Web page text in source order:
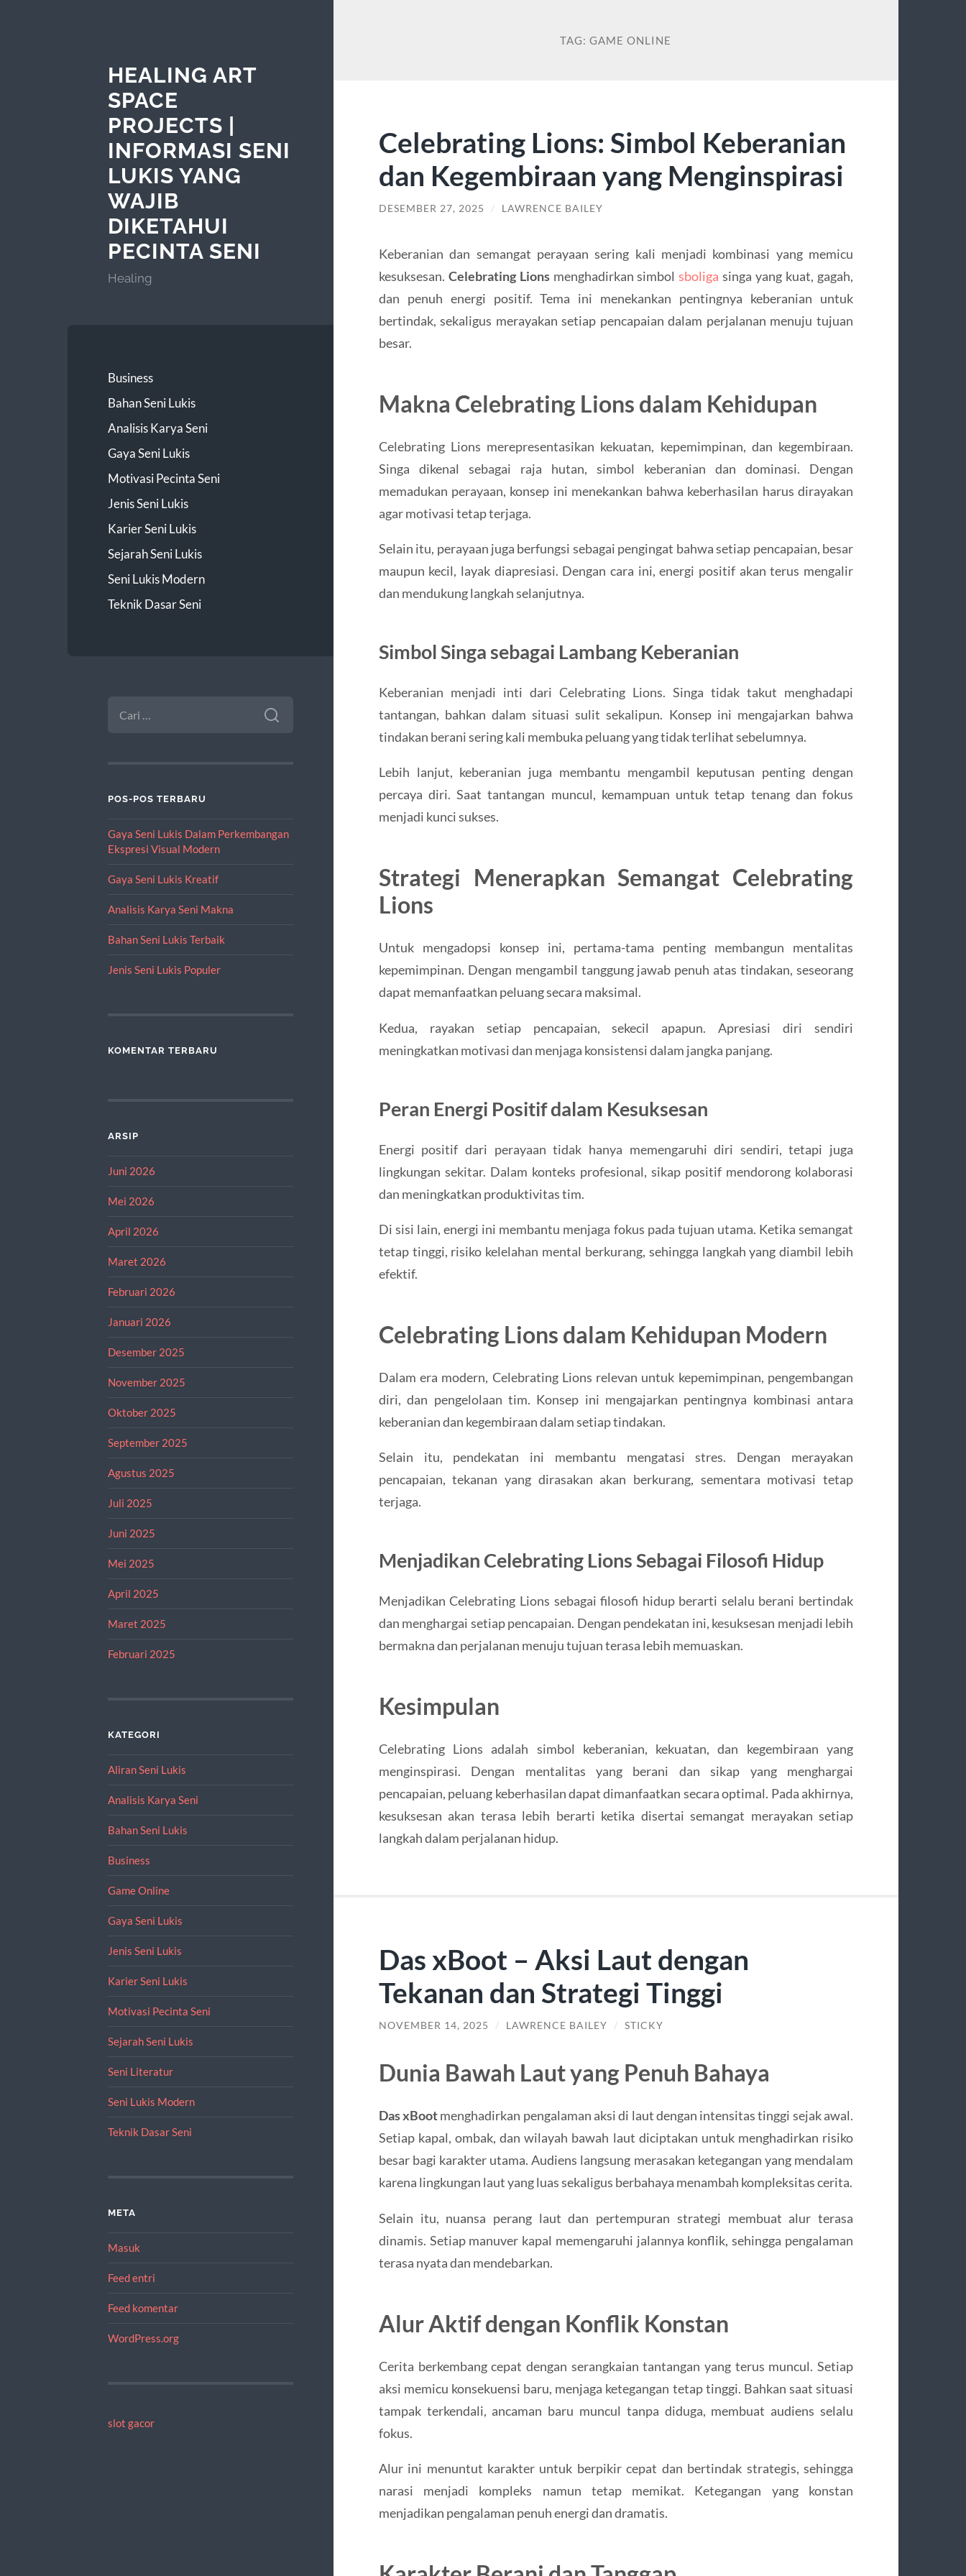
HEALING ART
SPACE
PROJECTS |
INFORMASI SENI
LUKIS YANG
WAJIB
DIKETAHUI
PECINTA SENI
Healing
Business
Bahan Seni Lukis
Analisis Karya Seni
Gaya Seni Lukis
Motivasi Pecinta Seni
Jenis Seni Lukis
Karier Seni Lukis
Sejarah Seni Lukis
Seni Lukis Modern
Teknik Dasar Seni
UNTUK:
POS-POS TERBARU
Gaya Seni Lukis Dalam Perkembangan
Ekspresi Visual Modern
Gaya Seni Lukis Kreatif
Analisis Karya Seni Makna
Bahan Seni Lukis Terbaik
Jenis Seni Lukis Populer
KOMENTAR TERBARU
ARSIP
Juni 2026
Mei 2026
April 2026
Maret 2026
Februari 2026
Januari 2026
Desember 2025
November 2025
Oktober 2025
September 2025
Agustus 2025
Juli 2025
Juni 2025
Mei 2025
April 2025
Maret 2025
Februari 2025
KATEGORI
Aliran Seni Lukis
Analisis Karya Seni
Bahan Seni Lukis
Business
Game Online
Gaya Seni Lukis
Jenis Seni Lukis
Karier Seni Lukis
Motivasi Pecinta Seni
Sejarah Seni Lukis
Seni Literatur
Seni Lukis Modern
Teknik Dasar Seni
META
Masuk
Feed entri
Feed komentar
WordPress.org
slot gacor
TAG:GAME ONLINE
Celebrating Lions: Simbol Keberanian
dan Kegembiraan yang Menginspirasi
DESEMBER 27, 2025 / LAWRENCE BAILEY
Keberanian dan semangat perayaan sering kali menjadi kombinasi yang memicu
kesuksesan. Celebrating Lionsmenghadirkan simbolsboliga singa yang kuat, gagah,
dan penuh energi positif. Tema ini menekankan pentingnya keberanian untuk
bertindak, sekaligus merayakan setiap pencapaian dalam perjalanan menuju tujuan
besar.
Makna Celebrating Lions dalam Kehidupan
Celebrating Lions merepresentasikan kekuatan, kepemimpinan, dan kegembiraan.
Singa dikenal sebagai raja hutan, simbol keberanian dan dominasi. Dengan
memadukan perayaan, konsep ini menekankan bahwa keberhasilan harus dirayakan
agar motivasi tetap terjaga.
Selain itu, perayaan juga berfungsi sebagai pengingat bahwa setiap pencapaian, besar
maupun kecil, layak diapresiasi. Dengan cara ini, energi positif akan terus mengalir
dan mendukung langkah selanjutnya.
Simbol Singa sebagai Lambang Keberanian
Keberanian menjadi inti dari Celebrating Lions. Singa tidak takut menghadapi
tantangan, bahkan dalam situasi sulit sekalipun. Konsep ini mengajarkan bahwa
tindakan berani sering kali membuka peluang yang tidak terlihat sebelumnya.
Lebih lanjut, keberanian juga membantu mengambil keputusan penting dengan
percaya diri. Saat tantangan muncul, kemampuan untuk tetap tenang dan fokus
menjadi kunci sukses.
Strategi Menerapkan Semangat Celebrating
Lions
Untuk mengadopsi konsep ini, pertama-tama penting membangun mentalitas
kepemimpinan. Dengan mengambil tanggung jawab penuh atas tindakan, seseorang
dapat memanfaatkan peluang secara maksimal.
Kedua, rayakan setiap pencapaian, sekecil apapun. Apresiasi diri sendiri
meningkatkan motivasi dan menjaga konsistensi dalam jangka panjang.
Peran Energi Positif dalam Kesuksesan
Energi positif dari perayaan tidak hanya memengaruhi diri sendiri, tetapi juga
lingkungan sekitar. Dalam konteks profesional, sikap positif mendorong kolaborasi
dan meningkatkan produktivitas tim.
Di sisi lain, energi ini membantu menjaga fokus pada tujuan utama. Ketika semangat
tetap tinggi, risiko kelelahan mental berkurang, sehingga langkah yang diambil lebih
efektif.
Celebrating Lions dalam Kehidupan Modern
Dalam era modern, Celebrating Lions relevan untuk kepemimpinan, pengembangan
diri, dan pengelolaan tim. Konsep ini mengajarkan pentingnya kombinasi antara
keberanian dan kegembiraan dalam setiap tindakan.
Selain itu, pendekatan ini membantu mengatasi stres. Dengan merayakan
pencapaian, tekanan yang dirasakan akan berkurang, sementara motivasi tetap
terjaga.
Menjadikan Celebrating Lions Sebagai Filosofi Hidup
Menjadikan Celebrating Lions sebagai filosofi hidup berarti selalu berani bertindak
dan menghargai setiap pencapaian. Dengan pendekatan ini, kesuksesan menjadi lebih
bermakna dan perjalanan menuju tujuan terasa lebih memuaskan.
Kesimpulan
Celebrating Lions adalah simbol keberanian, kekuatan, dan kegembiraan yang
menginspirasi. Dengan mentalitas yang berani dan sikap yang menghargai
pencapaian, peluang keberhasilan dapat dimanfaatkan secara optimal. Pada akhirnya,
kesuksesan akan terasa lebih berarti ketika disertai semangat merayakan setiap
langkah dalam perjalanan hidup.
Das xBoot – Aksi Laut dengan
Tekanan dan Strategi Tinggi
NOVEMBER 14, 2025 / LAWRENCE BAILEY / STICKY
Dunia Bawah Laut yang Penuh Bahaya
Das xBootmenghadirkan pengalaman aksi di laut dengan intensitas tinggi sejak awal.
Setiap kapal, ombak, dan wilayah bawah laut diciptakan untuk menghadirkan risiko
besar bagi karakter utama. Audiens langsung merasakan ketegangan yang mendalam
karena lingkungan laut yang luas sekaligus berbahaya menambah kompleksitas cerita.
Selain itu, nuansa perang laut dan pertempuran strategi membuat alur terasa
dinamis. Setiap manuver kapal memengaruhi jalannya konflik, sehingga pengalaman
terasa nyata dan mendebarkan.
Alur Aktif dengan Konflik Konstan
Cerita berkembang cepat dengan serangkaian tantangan yang terus muncul. Setiap
aksi memicu konsekuensi baru, menjaga ketegangan tetap tinggi. Bahkan saat situasi
tampak terkendali, ancaman baru muncul tanpa diduga, membuat audiens selalu
fokus.
Alur ini menuntut karakter untuk berpikir cepat dan bertindak strategis, sehingga
narasi menjadi kompleks namun tetap memikat. Ketegangan yang konstan
menjadikan pengalaman penuh energi dan dramatis.